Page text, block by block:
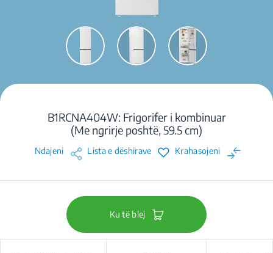
B1RCNA404W: Frigorifer i kombinuar
(Me ngrirje poshtë, 59.5 cm)
Ndajeni Lista e dëshirave Krahasojeni
Ku të blej